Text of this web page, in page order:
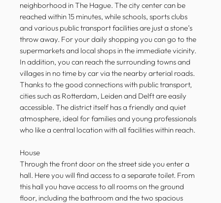
neighborhood in The Hague. The city center can be
reached within 15 minutes, while schools, sports clubs
and various public transport facilities are just a stone’s
throw away. For your daily shopping you can go to the
supermarkets and local shops in the immediate vicinity.
In addition, you can reach the surrounding towns and
villages in no time by car via the nearby arterial roads.
Thanks to the good connections with public transport,
cities such as Rotterdam, Leiden and Delft are easily
accessible. The district itself has a friendly and quiet
atmosphere, ideal for families and young professionals
who like a central location with all facilities within reach.
House
Through the front door on the street side you enter a
hall. Here you will find access to a separate toilet. From
this hall you have access to all rooms on the ground
floor, including the bathroom and the two spacious